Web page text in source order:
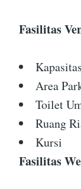
Fasilitas
Area
Toilet
Ruang
Kursi
Fasilitas